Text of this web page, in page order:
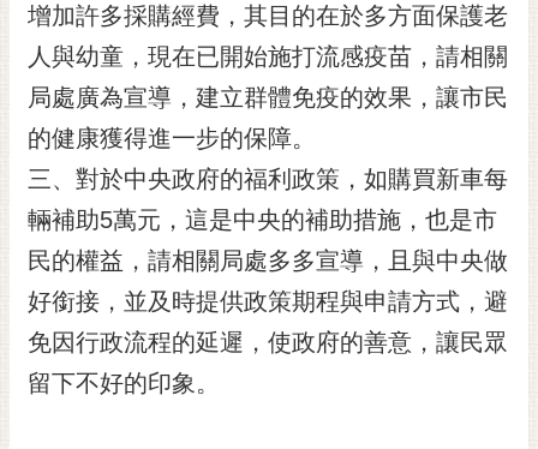
民
信
箱
English
本
語
隱
私
權
及
安
增加許多採購經費，其目的在於多方面保護老
人與幼童，現在已開始施打流感疫苗，請相關
局處廣為宣導，建立群體免疫的效果，讓市民
的健康獲得進一步的保障。
三、對於中央政府的福利政策，如購買新車每
輛補助5萬元，這是中央的補助措施，也是市
民的權益，請相關局處多多宣導，且與中央做
好銜接，並及時提供政策期程與申請方式，避
免因行政流程的延遲，使政府的善意，讓民眾
留下不好的印象。